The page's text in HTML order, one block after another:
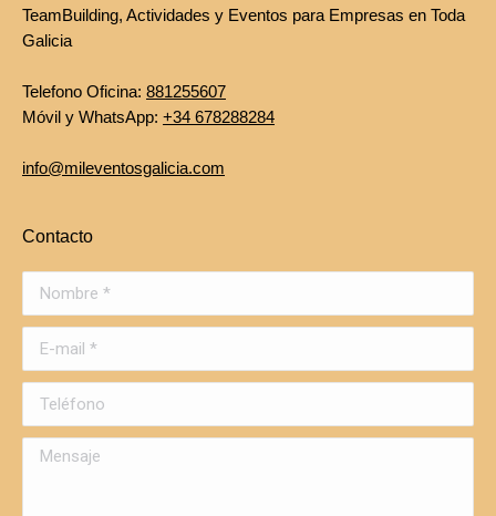
TeamBuilding, Actividades y Eventos para Empresas en Toda
Galicia
Telefono Oficina: 881255607
Móvil y WhatsApp: +34 678288284
info@mileventosgalicia.com
Contacto
Nombre *
E-mail *
Teléfono
Mensaje